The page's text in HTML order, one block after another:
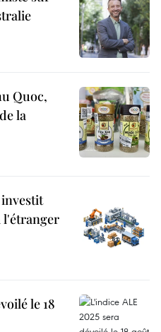
Quoc,
la
l'étranger
le 18